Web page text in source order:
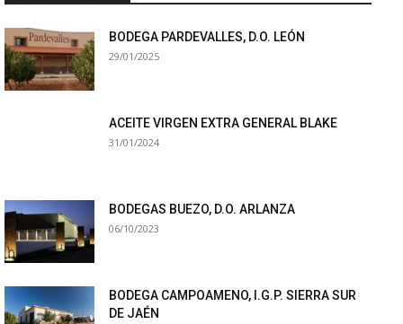
BODEGA PARDEVALLES, D.O. LEÓN
29/01/2025
ACEITE VIRGEN EXTRA GENERAL BLAKE
31/01/2024
BODEGAS BUEZO, D.O. ARLANZA
06/10/2023
BODEGA CAMPOAMENO, I.G.P. SIERRA SUR
DE JAÉN